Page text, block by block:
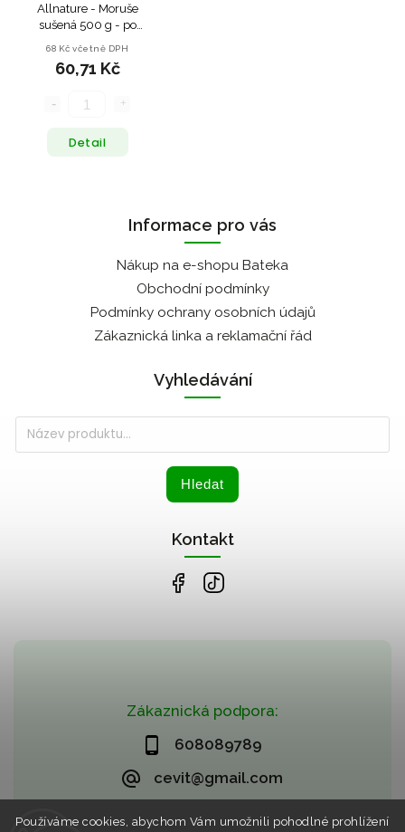
Používáme cookies, abychom Vám umožnili pohodlné prohlížení
Allnature - Moruše
sušená 500 g - po
68 Kč včetně DPH
60,71 Kč
Detail
Zákaznická podpora:
608089789
cevit@gmail.com
Informace pro vás
Nákup na e-shopu Bateka
Obchodní podmínky
Podmínky ochrany osobních údajů
Zákaznická linka a reklamační řád
Vyhledávání
Hledat
Kontakt